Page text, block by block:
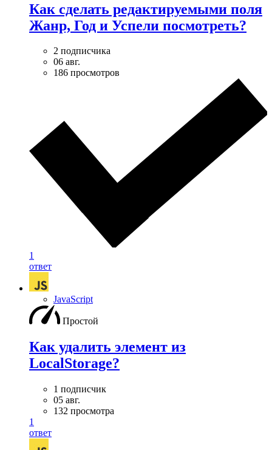
Как сделать редактируемыми поля
Жанр, Год и Успели посмотреть?
2 подписчика
06 авг.
186 просмотров
1
ответ
JavaScript
Простой
Как удалить элемент из
LocalStorage?
1 подписчик
05 авг.
132 просмотра
1
ответ